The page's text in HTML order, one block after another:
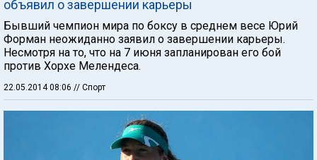
объявил о завершении карьеры
Бывший чемпион мира по боксу в среднем весе Юрий
Форман неожиданно заявил о завершении карьеры.
Несмотря на то, что на 7 июня запланирован его бой
против Хорхе Мелендеса.
22.05.2014 08:06 // Спорт